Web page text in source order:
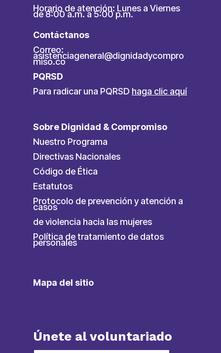
Horario de atención: Lunes a Viernes
de 8:00 a.m. a 5:00 p.m.
Contáctanos
Correo:
asistenciageneral@dignidadycompro
miso.co
PQRSD
Para radicar una PQRSD haga clic aquí
Sobre Dignidad & Compromiso
Nuestro Programa
Directivas Nacionales
Código de Ética
Estatutos
Protocolo de prevención y atención a
casos
de violencia hacia las mujeres
Política de tratamiento de datos
personales
Mapa del sitio
Únete al voluntariado